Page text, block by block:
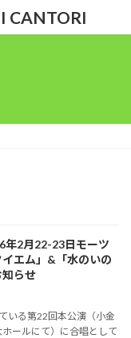
CANTORI
年2月22-23日モーツ
エム」&「水のいの
らせ
いる第22回本公演（小金
ールにて）に合唱として